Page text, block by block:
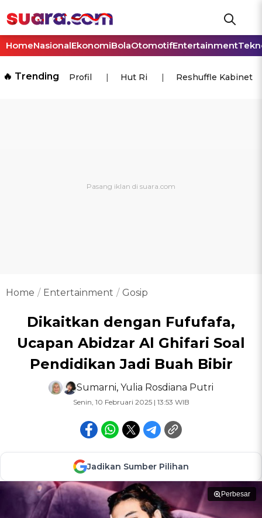
HomeNasionalEkonomiBolaOtomotifEntertainment
🔥 Trending Profil Hut Ri Reshuffle Kabinet
Home Entertainment Gosip
Dikaitkan dengan Fufufafa,
Ucapan Abidzar Al Ghifari Soal
Pendidikan Jadi Buah Bibir
Sumarni, Yulia Rosdiana Putri
Senin, 10 Februari 2025 | 13:53 WIB
Jadikan Sumber Pilihan
Perbesar